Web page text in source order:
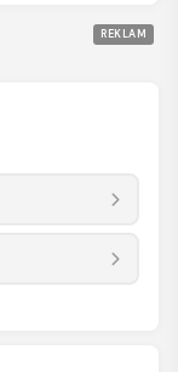
REKLAM